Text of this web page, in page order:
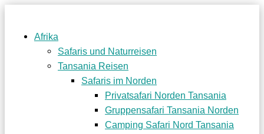
Afrika
Safaris und Naturreisen
Tansania Reisen
Safaris im Norden
Privatsafari Norden Tansania
Gruppensafari Tansania Norden
Camping Safari Nord Tansania